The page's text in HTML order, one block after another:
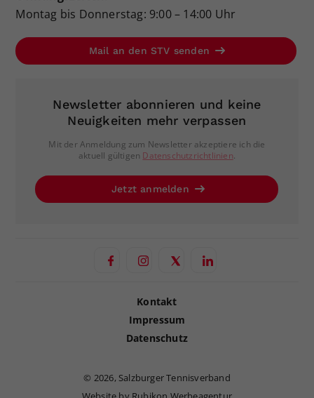
Montag bis Donnerstag: 9:00 – 14:00 Uhr
Mail an den STV senden
Newsletter abonnieren und keine
Neuigkeiten mehr verpassen
Mit der Anmeldung zum Newsletter akzeptiere ich die
aktuell gültigen Datenschutzrichtlinien.
Jetzt anmelden
Kontakt
Impressum
Datenschutz
© 2026, Salzburger Tennisverband